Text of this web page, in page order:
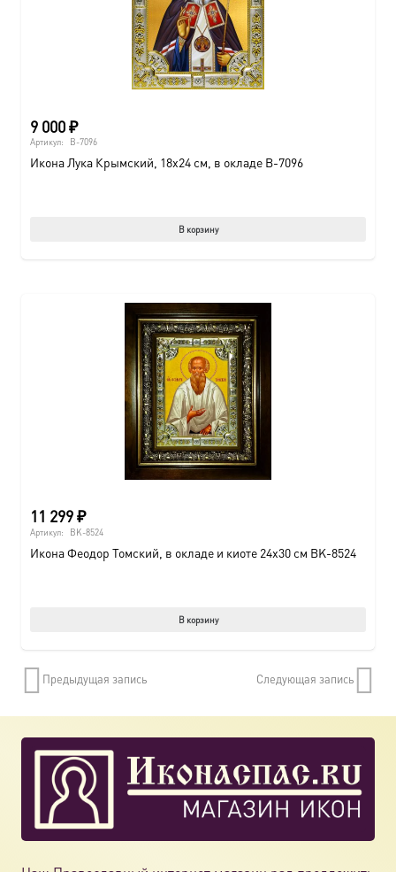
9 000₽
Артикул: B-7096
Икона Лука Крымский, 18х24 см, в окладе B-7096
В корзину
11 299₽
Артикул: BK-8524
Икона Феодор Томский, в окладе и киоте 24х30 см BK-8524
В корзину
Предыдущая запись Следующая запись